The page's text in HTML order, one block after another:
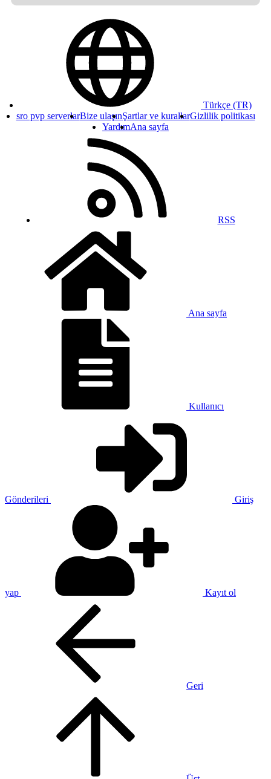
Türkçe (TR)
sro pvp serverlarBize ulaşınŞartlar ve kurallarGizlilik politikası
YardımAna sayfa
RSS
Ana sayfa
Kullanıcı
Gönderileri Giriş
yap Kayıt ol
Geri